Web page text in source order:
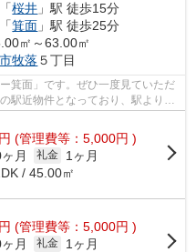
「桜井 」駅 徒歩15分
「箕面 」駅 徒歩25分
㎡～63.00㎡
牧落 ５丁目
箕面」です。ぜひ一度見ていただ
駅近物件となっており、駅より徒
円 (管理費等：5,000円 )
月 礼金
1ヶ月
/ 45.00㎡
円 (管理費等：5,000円 )
月 礼金
1ヶ月